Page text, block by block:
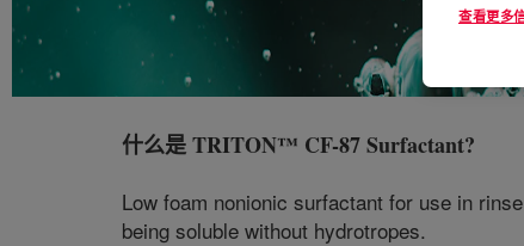
什么是TRITON™ CF-87 Surfactant?
Low foam nonionic surfactant for use in
being soluble without hydrotropes.
查看更多